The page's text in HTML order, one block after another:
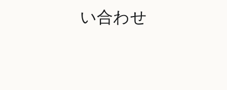
い合わせ